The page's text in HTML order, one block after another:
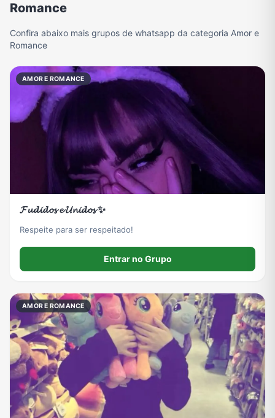
Romance
Confira abaixo mais grupos de whatsapp da categoria Amor e
Romance
AMOR E ROMANCE
𝓕𝓾𝓭𝓲𝓭𝓸𝓼 𝓮 𝓤𝓷𝓲𝓭𝓸𝓼 ✨
Respeite para ser respeitado!
Entrar no Grupo
AMOR E ROMANCE